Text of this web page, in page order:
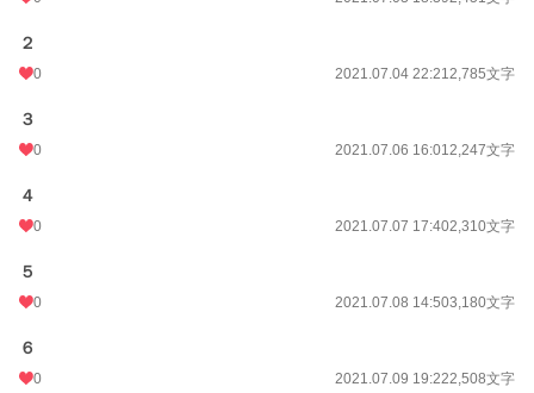
２
0 2021.07.04 22:212,785文字
３
0 2021.07.06 16:012,247文字
４
0 2021.07.07 17:402,310文字
５
0 2021.07.08 14:503,180文字
６
0 2021.07.09 19:222,508文字